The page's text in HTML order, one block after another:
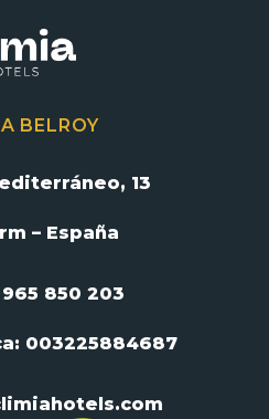
BELROY
13
– España
850 203
003225884687